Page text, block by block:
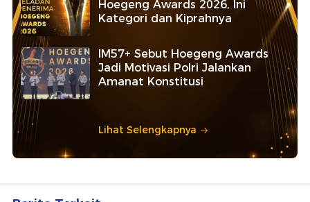
Hoegeng Awards 2026, Ini
Kategori dan Kiprahnya
IM57+ Sebut Hoegeng Awards
Jadi Motivasi Polri Jalankan
Amanat Konstitusi
Lihat Selengkapnya